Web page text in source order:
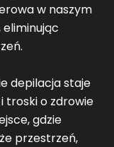
w naszym
eliminując
depilacja staje
troski o zdrowie
gdzie
przestrzeń,